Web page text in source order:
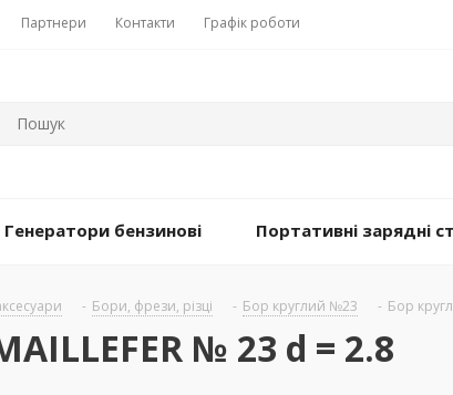
Партнери Контакти Графік роботи
Генератори бензинові Портативні зарядні
- Бори, фрези, різці - Бор круглий №23 - Бор
№ 23 d = 2.8